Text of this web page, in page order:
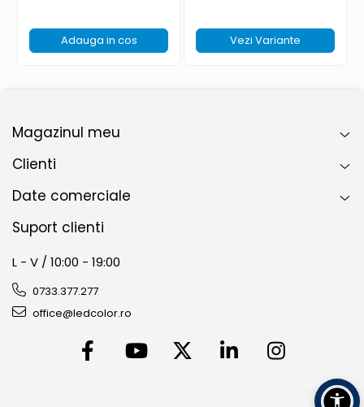
Adauga in cos Vezi Variante
Magazinul meu
Clienti
Date comerciale
Suport clienti
L - V / 10:00 - 19:00
0733.377.277
office@ledcolor.ro